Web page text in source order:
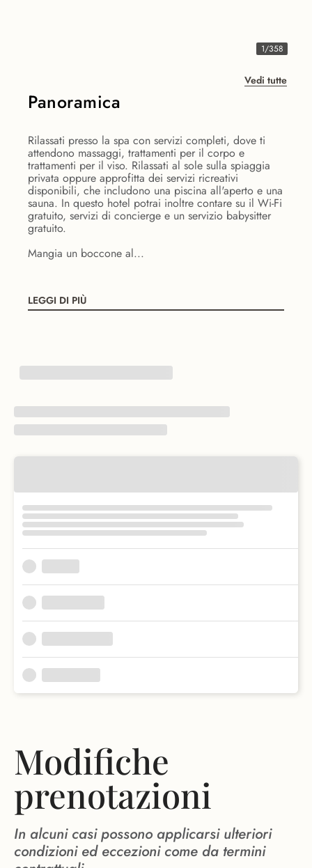
1/358
Vedi tutte
Panoramica
Rilassati presso la spa con servizi completi, dove ti
attendono massaggi, trattamenti per il corpo e
trattamenti per il viso. Rilassati al sole sulla spiaggia
privata oppure approfitta dei servizi ricreativi
disponibili, che includono una piscina all'aperto e una
sauna. In questo hotel potrai inoltre contare su il Wi-Fi
gratuito, servizi di concierge e un servizio babysitter
gratuito.
Mangia un boccone al...
LEGGI DI PIÙ
Modifiche
prenotazioni
In alcuni casi possono applicarsi ulteriori
condizioni ed eccezioni come da termini